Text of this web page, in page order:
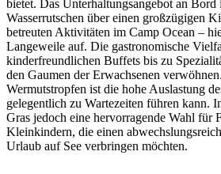
bietet. Das Unterhaltungsangebot an
Wasserrutschen über einen großzügigen
betreuten Aktivitäten im Camp Ocean –
Langeweile auf. Die gastronomische
kinderfreundlichen Buffets bis zu
den Gaumen der Erwachsenen
Wermutstropfen ist die hohe Auslastung
gelegentlich zu Wartezeiten führen kann.
Gras jedoch eine hervorragende Wahl für
Kleinkindern, die einen
Urlaub auf See verbringen möchten.